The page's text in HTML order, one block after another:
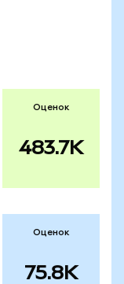
Оценок
483.7K
Оценок
75.8K